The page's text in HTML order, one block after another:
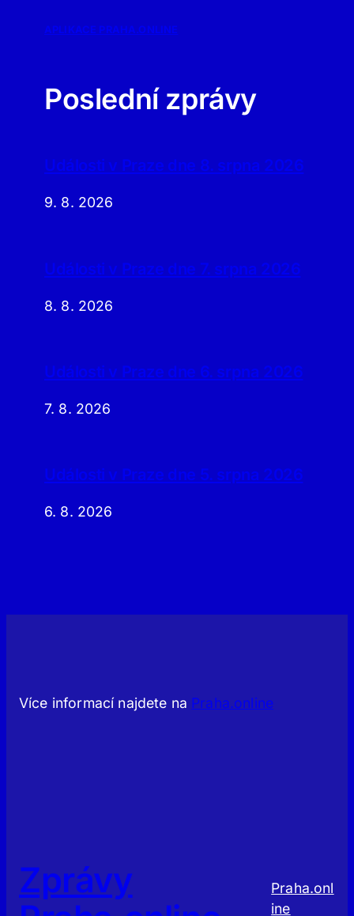
APLIKACE PRAHA.ONLINE
Poslední zprávy
Události v Praze dne 8. srpna 2026
9. 8. 2026
Události v Praze dne 7. srpna 2026
8. 8. 2026
Události v Praze dne 6. srpna 2026
7. 8. 2026
Události v Praze dne 5. srpna 2026
6. 8. 2026
Více informací najdete na Praha.online
Zprávy
Praha.onl
ine